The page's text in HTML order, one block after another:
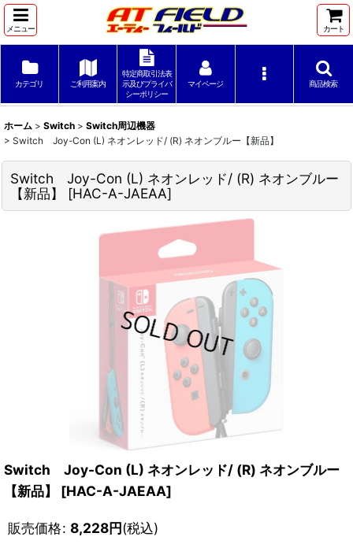
メニュー カート
カテゴリ ご利用案内
特定商取引法表
示及びプライバ
シーポリシー
マイページ 商品検索
ホーム > Switch > Switch周辺機器
> Switch Joy-Con (L) ネオンレッド/ (R) ネオンブルー【新品】
Switch Joy-Con (L) ネオンレッド/ (R) ネオンブルー
【新品】
[HAC-A-JAEAA]
Switch Joy-Con (L) ネオンレッド/ (R) ネオンブルー
【新品】
[HAC-A-JAEAA]
販売価格: 8,228円(税込)